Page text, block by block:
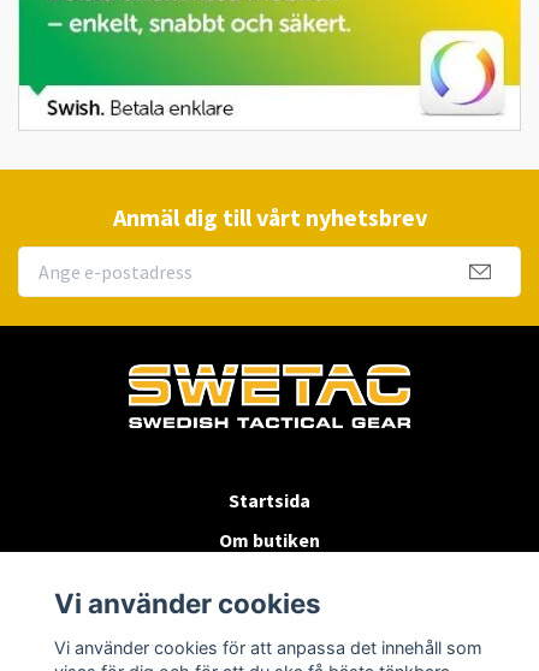
Anmäl dig till vårt nyhetsbrev
Startsida
Om butiken
Byten & Returer
Kontakta oss
Vi använder cookies
Vi använder cookies för att anpassa det innehåll som